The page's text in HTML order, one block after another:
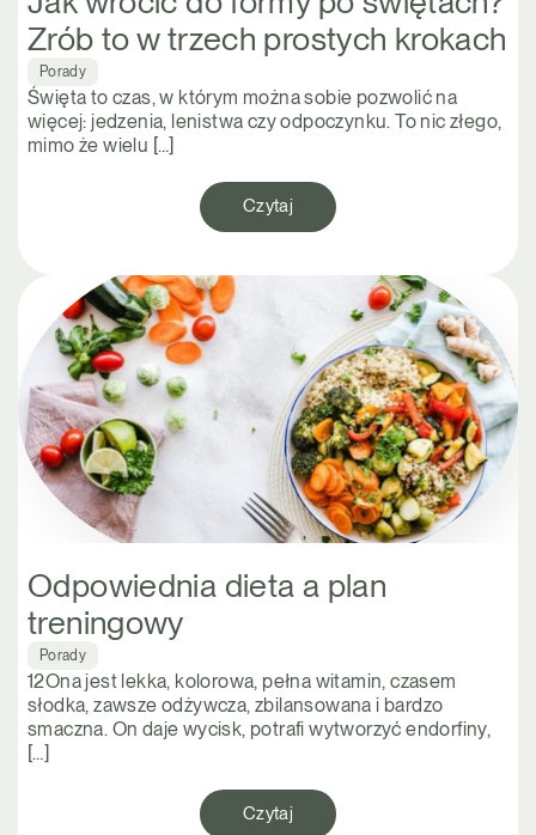
Zrób to w trzech prostych krokach
Porady
Święta to czas, w którym można sobie pozwolić na
więcej: jedzenia, lenistwa czy odpoczynku. To nic złego,
mimo że wielu […]
Czytaj
Odpowiednia dieta a plan
treningowy
Porady
12Ona jest lekka, kolorowa, pełna witamin, czasem
słodka, zawsze odżywcza, zbilansowana i bardzo
smaczna. On daje wycisk, potrafi wytworzyć endorfiny,
[…]
Czytaj